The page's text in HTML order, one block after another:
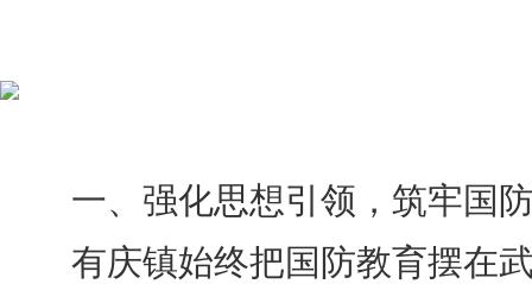
一、强化思想引领，筑牢国
有庆镇始终把国防教育摆在武